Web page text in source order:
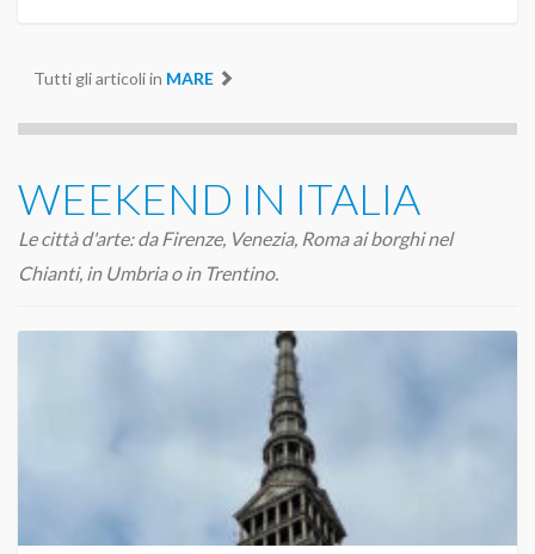
Tutti gli articoli in MARE
WEEKEND IN ITALIA
Le città d'arte: da Firenze, Venezia, Roma ai borghi nel
Chianti, in Umbria o in Trentino.